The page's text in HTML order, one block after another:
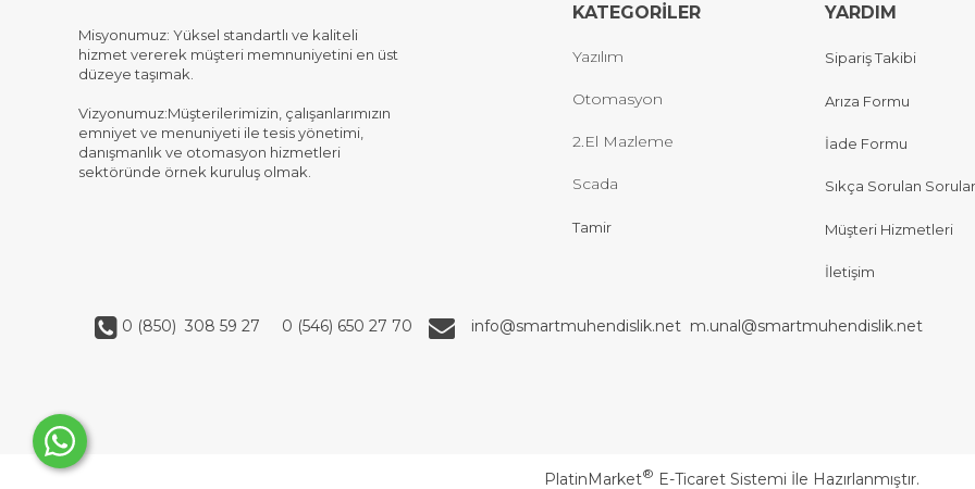
Misyonumuz: Yüksel standartlı ve kaliteli
hizmet vererek müşteri memnuniyetini en üst
düzeye taşımak.
Vizyonumuz:Müşterilerimizin, çalışanlarımızın
emniyet ve menuniyeti ile tesis yönetimi,
danışmanlık ve otomasyon hizmetleri
sektöründe örnek kuruluş olmak.
KATEGORİLER
Yazılım
Otomasyon
2.El Mazleme
Scada
Tamir
YARDIM
Sipariş Takibi
Arıza Formu
İade Formu
Sıkça Sorulan Sorular
Müşteri Hizmetleri
İletişim
0 (850) 308 59 27 0 (546) 650 27 70 info@smartmuhendislik.net m.unal@smartmuhendislik.net
PlatinMarket® E-Ticaret Sistemi İle Hazırlanmıştır.